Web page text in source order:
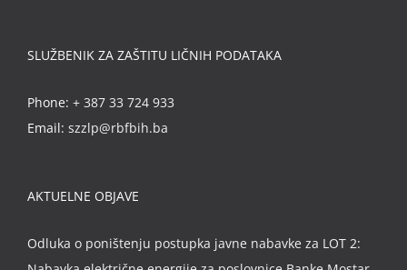
SLUŽBENIK ZA ZAŠTITU LIČNIH PODATAKA
Phone: + 387 33 724 933
Email: szzlp@rbfbih.ba
AKTUELNE OBJAVE
Odluka o poništenju postupka javne nabavke za LOT 2: